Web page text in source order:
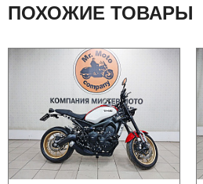
ПОХОЖИЕ ТОВАРЫ